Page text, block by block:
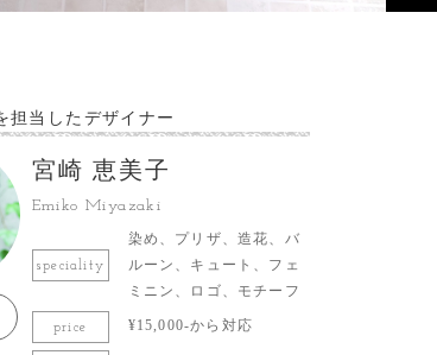
担当したデザイナー
宮崎 恵美子
Emiko Miyazaki
speciality
染め、プリザ、造花、バ
ルーン、キュート、フェ
ミニン、ロゴ、モチーフ
price ¥15,000-から対応